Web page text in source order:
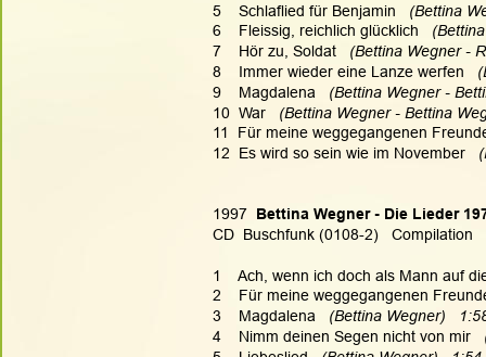
5    Schlaflied für Benjamin (Bettina
6    Fleissig, reichlich glücklich
7    Hör zu, Soldat (Bettina Wegner -
8    Immer wieder eine Lanze werfen
9    Magdalena (Bettina Wegner -
10  War (Bettina Wegner - Bettina
11  Für meine weggegangenen
12  Es wird so sein wie im November
1997 Bettina Wegner - Die Lieder
CD  Buschfunk (0108-2)   Compilation
1    Ach, wenn ich doch als Mann auf
2    Für meine weggegangenen
3    Magdalena (Bettina Wegner)
4    Nimm deinen Segen nicht von mir